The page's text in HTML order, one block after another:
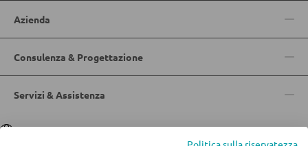
Specchi da bagno
Azienda
Consulenza & Progettazione
Servizi & Assistenza
LinguaDeutsch|Italiano